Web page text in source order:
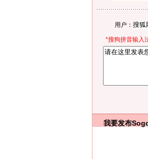
用户：
*搜狗拼音输入
我要发布